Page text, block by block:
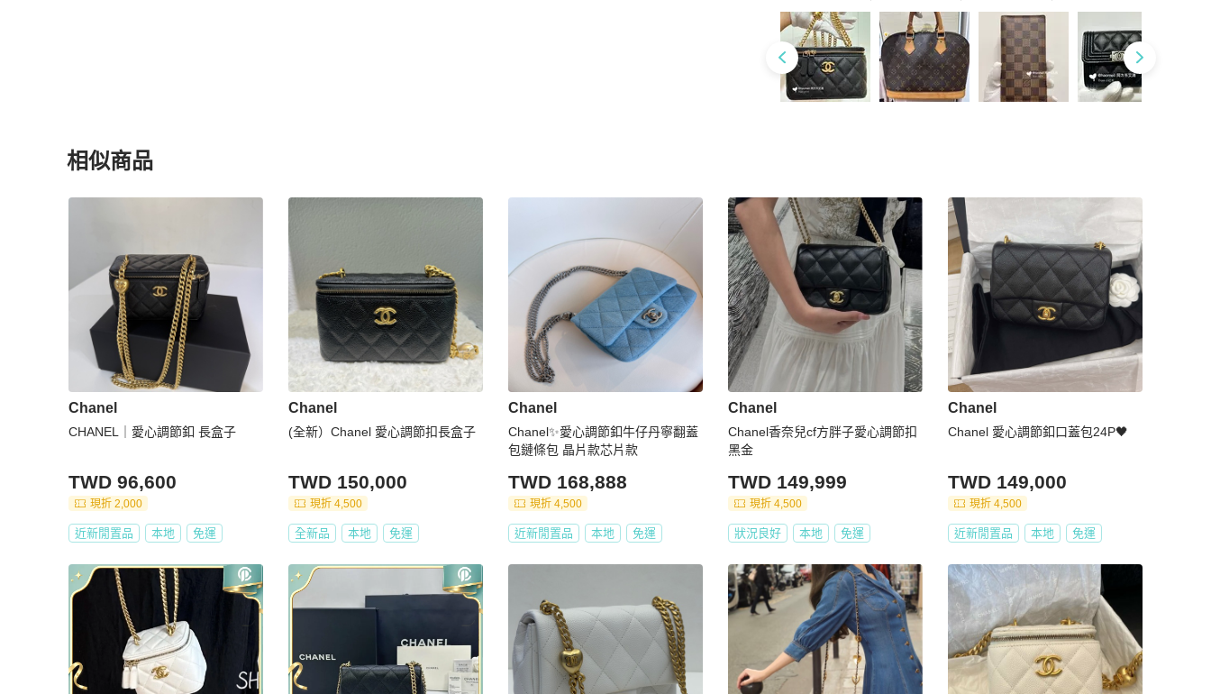
相似商品
更多相似Chanel女包推薦精品
Chanel
CHANEL｜愛心調節釦 長盒子
TWD 96,600
現折 2,000
近新閒置品 本地 免運
Chanel
(全新）Chanel 愛心調節扣長盒子
TWD 150,000
現折 4,500
全新品 本地 免運
Chanel
Chanel✨愛心調節釦牛仔丹寧翻蓋
包鏈條包 晶片款芯片款
TWD 168,888
現折 4,500
近新閒置品 本地 免運
Chanel
Chanel香奈兒cf方胖子愛心調節扣
黑金
TWD 149,999
現折 4,500
狀況良好 本地 免運
Chanel
Chanel 愛心調節釦口蓋包24P🖤
TWD 149,000
現折 4,500
近新閒置品 本地 免運